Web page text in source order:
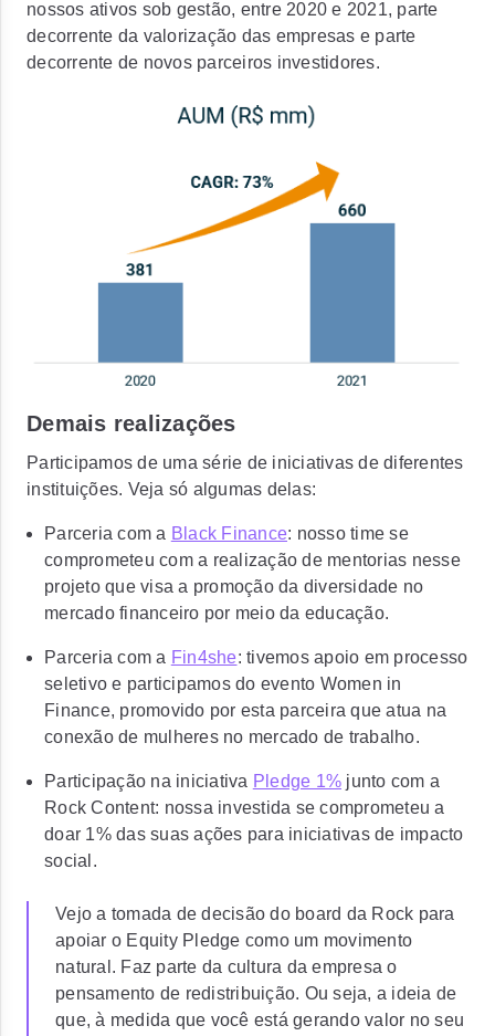
nossos ativos sob gestão, entre 2020 e 2021, parte
decorrente da valorização das empresas e parte
decorrente de novos parceiros investidores.
Demais realizações
Participamos de uma série de iniciativas de diferentes
instituições. Veja só algumas delas:
Parceria com a Black Finance: nosso time se
comprometeu com a realização de mentorias nesse
projeto que visa a promoção da diversidade no
mercado financeiro por meio da educação.
Parceria com a Fin4she: tivemos apoio em processo
seletivo e participamos do evento Women in
Finance, promovido por esta parceira que atua na
conexão de mulheres no mercado de trabalho.
Participação na iniciativa Pledge 1% junto com a
Rock Content: nossa investida se comprometeu a
doar 1% das suas ações para iniciativas de impacto
social.
Vejo a tomada de decisão do board da Rock para
apoiar o Equity Pledge como um movimento
natural. Faz parte da cultura da empresa o
pensamento de redistribuição. Ou seja, a ideia de
que, à medida que você está gerando valor no seu